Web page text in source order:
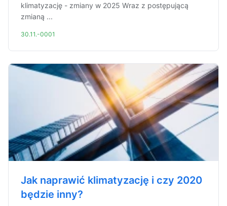
klimatyzację - zmiany w 2025 Wraz z postępującą
zmianą ...
30.11.-0001
Jak naprawić klimatyzację i czy 2020
będzie inny?